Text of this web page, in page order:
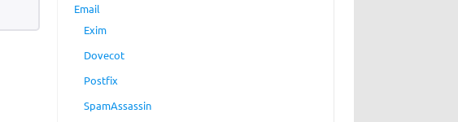
Email
Exim
Dovecot
Postfix
SpamAssassin